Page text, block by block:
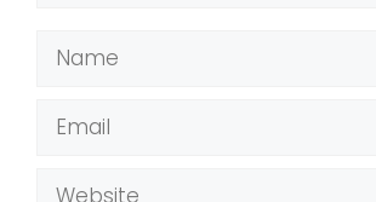
Name
Email
Website